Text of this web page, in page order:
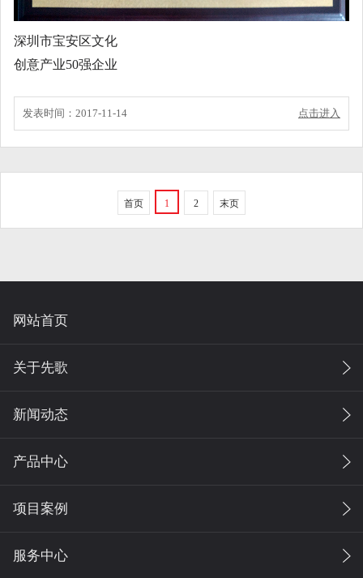
深圳市宝安区文化
创意产业50强企业
发表时间：2017-11-14 点击进入
首页 1 2 末页
网站首页
关于先歌
新闻动态
产品中心
项目案例
服务中心